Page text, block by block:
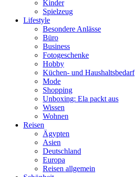
Kinder
Spielzeug
Lifestyle
Besondere Anlässe
Büro
Business
Fotogeschenke
Hobby
Küchen- und Haushaltsbedarf
Mode
Shopping
Unboxing: Ela packt aus
Wissen
Wohnen
Reisen
Ägypten
Asien
Deutschland
Europa
Reisen allgemein